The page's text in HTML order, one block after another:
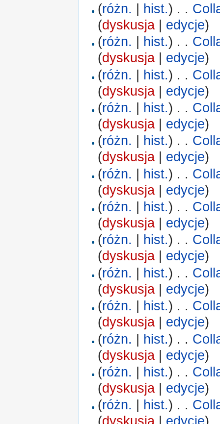
(różn. | hist.) . .
(dyskusja | edycje)
(różn. | hist.) . .
(dyskusja | edycje)
(różn. | hist.) . .
(dyskusja | edycje)
(różn. | hist.) . .
(dyskusja | edycje)
(różn. | hist.) . .
(dyskusja | edycje)
(różn. | hist.) . .
(dyskusja | edycje)
(różn. | hist.) . .
(dyskusja | edycje)
(różn. hist.) . .
(dyskusja edycje)
(różn. | hist.) . .
(dyskusja | edycje)
(różn. | hist.) . .
(dyskusja | edycje)
(różn. | hist.) . .
(dyskusja | edycje)
(różn. | hist.) . .
(dyskusja | edycje)
(różn. hist.) . .